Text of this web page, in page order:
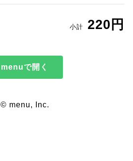
小計 220円
menuで開く
© menu, Inc.